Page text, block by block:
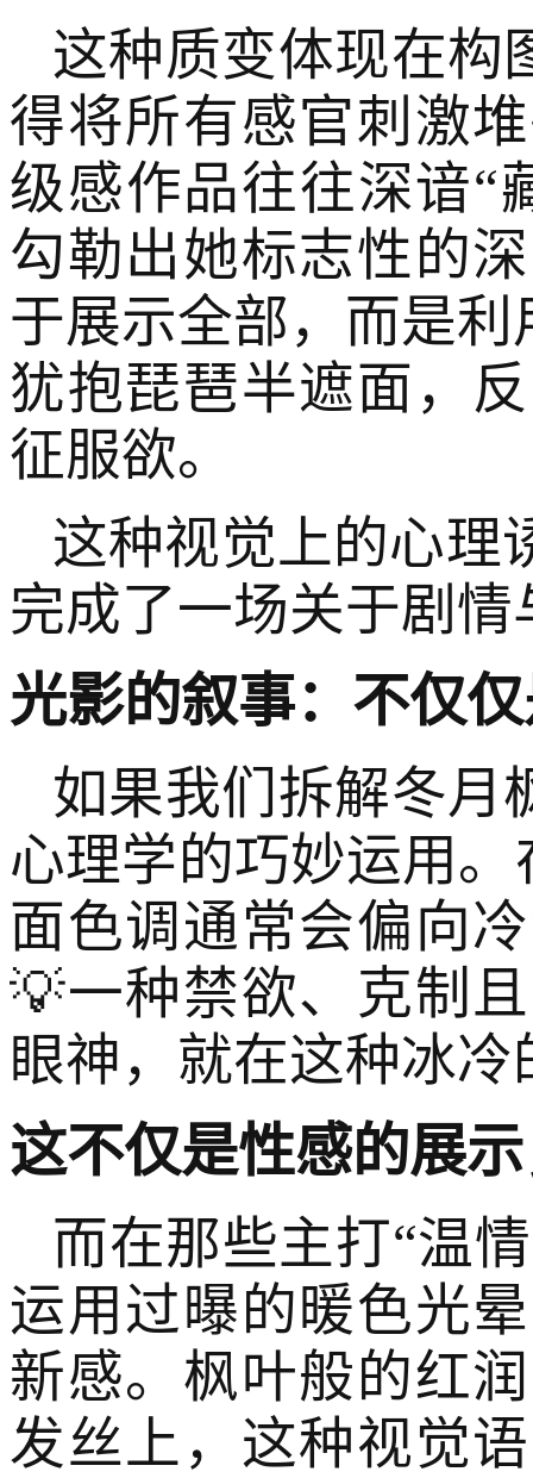
这种质变体现在构
得将所有感官刺激
级感作品往往深谙“
勾勒出她标志性的
于展示全部，而是
犹抱琵琶半遮面，
征服欲。
这种视觉上的心理
完成了一场关于剧
光影的叙事：不仅
如果我们拆解冬月
心理学的巧妙运用。
面色调通常会偏向
💡一种禁欲、克制
眼神，就在这种冰
这不仅是性感的展
而在那些主打“温
运用过曝的暖色光
新感。枫叶般的红
发丝上，这种视觉